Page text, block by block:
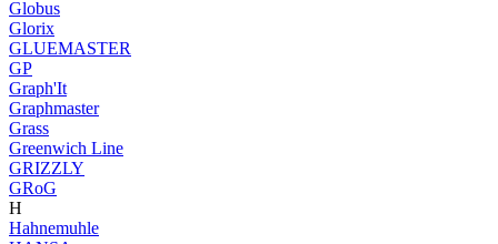
Globus
Glorix
GLUEMASTER
GP
Graph'It
Graphmaster
Grass
Greenwich Line
GRIZZLY
GRoG
H
Hahnemuhle